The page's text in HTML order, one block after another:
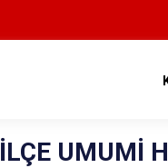
İLÇE UMUMİ